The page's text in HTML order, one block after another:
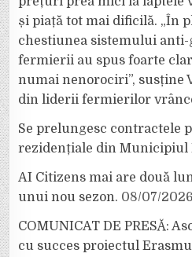
și piață tot mai dificilă. „În
chestiunea sistemului
fermierii au spus foarte
numai nenorociri”, susține
din liderii fermierilor
Se prelungesc contractele
rezidențiale din Municipiul
AI Citizens mai are două
unui nou sezon. 08/07/2026
COMUNICAT DE PRESĂ:
cu succes proiectul